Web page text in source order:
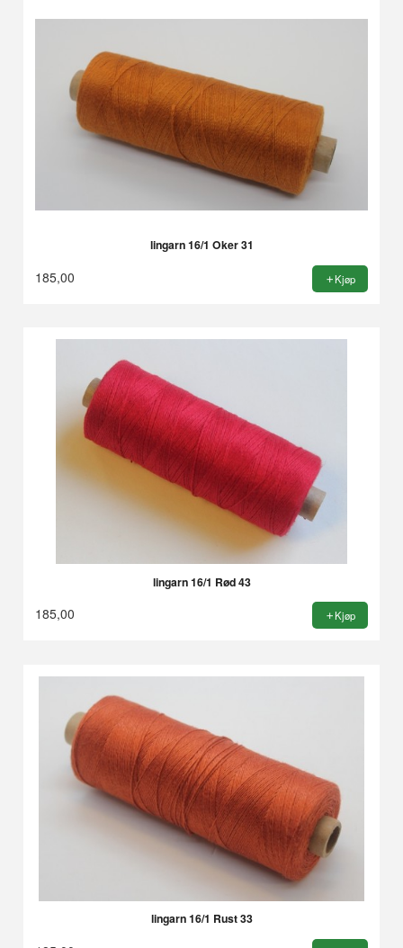
lingarn 16/1 Oker 31
185,00 Kjøp
lingarn 16/1 Rød 43
185,00 Kjøp
lingarn 16/1 Rust 33